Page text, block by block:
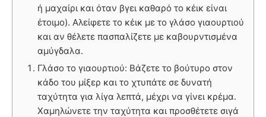
ή μαχαίρι και όταν βγει καθαρό το κέικ είναι
έτοιμο). Αλείφετε το κέικ με το γλάσο γιαουρτιού
και αν θέλετε πασπαλίζετε με καβουρντισμένα
αμύγδαλα.
Γλάσο το γιαουρτιού: Βάζετε το βούτυρο στον
κάδο του μίξερ και το χτυπάτε σε δυνατή
ταχύτητα για λίγα λεπτά, μέχρι να γίνει κρέμα.
Χαμηλώνετε την ταχύτητα και προσθέτετε σιγά